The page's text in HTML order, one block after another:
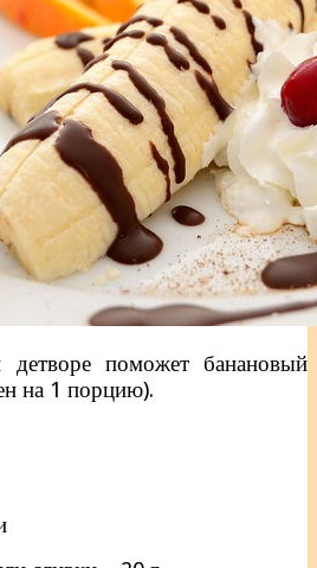
детворе поможет банановый
на 1 порцию).